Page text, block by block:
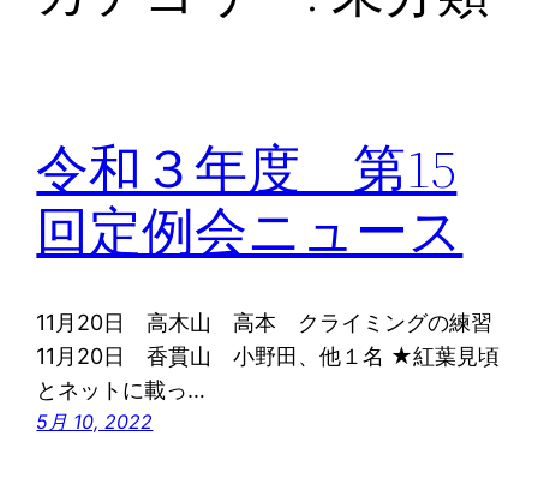
令和３年度 第15
回定例会ニュース
11月20日 高木山 高本 クライミングの練習
11月20日 香貫山 小野田、他１名 ★紅葉見頃
とネットに載っ…
5月 10, 2022